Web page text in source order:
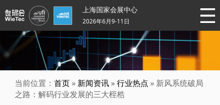
上海国家会展中心
2026年6月9-11日
当前位置： 首页 » 新闻资讯 »行业热点 » 新风系统破局
之路：解码行业发展的三大桎梏